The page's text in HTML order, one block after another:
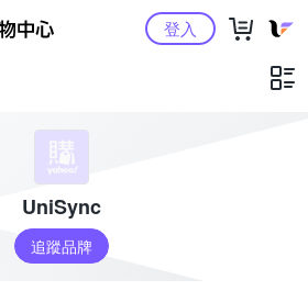
Yahoo購物中心登入
UniSync
追蹤品牌